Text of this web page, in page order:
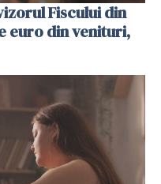
Fiscului din
euro din venituri,